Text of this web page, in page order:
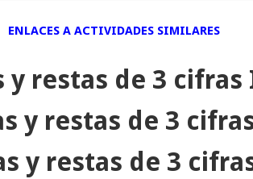
ENLACES A ACTIVIDADES SIMILARES
y restas de 3 cifras
y restas de 3
y restas de 3